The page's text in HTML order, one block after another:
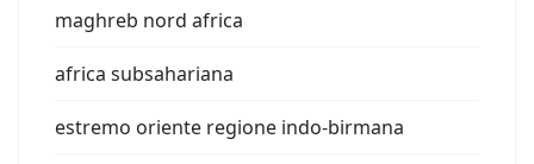
maghreb nord africa
africa subsahariana
estremo oriente regione indo-birmana